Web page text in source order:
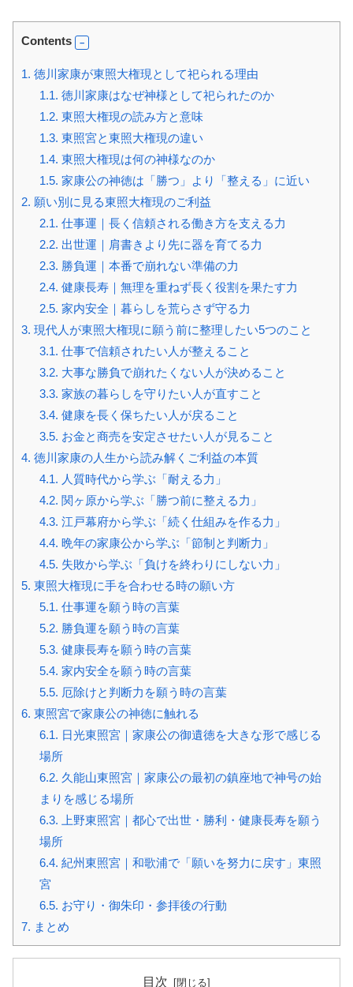
Contents
1. 徳川家康が東照大権現として祀られる理由
1.1. 徳川家康はなぜ神様として祀られたのか
1.2. 東照大権現の読み方と意味
1.3. 東照宮と東照大権現の違い
1.4. 東照大権現は何の神様なのか
1.5. 家康公の神徳は「勝つ」より「整える」に近い
2. 願い別に見る東照大権現のご利益
2.1. 仕事運｜長く信頼される働き方を支える力
2.2. 出世運｜肩書きより先に器を育てる力
2.3. 勝負運｜本番で崩れない準備の力
2.4. 健康長寿｜無理を重ねず長く役割を果たす力
2.5. 家内安全｜暮らしを荒らさず守る力
3. 現代人が東照大権現に願う前に整理したい5つのこと
3.1. 仕事で信頼されたい人が整えること
3.2. 大事な勝負で崩れたくない人が決めること
3.3. 家族の暮らしを守りたい人が直すこと
3.4. 健康を長く保ちたい人が戻ること
3.5. お金と商売を安定させたい人が見ること
4. 徳川家康の人生から読み解くご利益の本質
4.1. 人質時代から学ぶ「耐える力」
4.2. 関ヶ原から学ぶ「勝つ前に整える力」
4.3. 江戸幕府から学ぶ「続く仕組みを作る力」
4.4. 晩年の家康公から学ぶ「節制と判断力」
4.5. 失敗から学ぶ「負けを終わりにしない力」
5. 東照大権現に手を合わせる時の願い方
5.1. 仕事運を願う時の言葉
5.2. 勝負運を願う時の言葉
5.3. 健康長寿を願う時の言葉
5.4. 家内安全を願う時の言葉
5.5. 厄除けと判断力を願う時の言葉
6. 東照宮で家康公の神徳に触れる
6.1. 日光東照宮｜家康公の御遺徳を大きな形で感じる
場所
6.2. 久能山東照宮｜家康公の最初の鎮座地で神号の始
まりを感じる場所
6.3. 上野東照宮｜都心で出世・勝利・健康長寿を願う
場所
6.4. 紀州東照宮｜和歌浦で「願いを努力に戻す」東照
宮
6.5. お守り・御朱印・参拝後の行動
7. まとめ
目次